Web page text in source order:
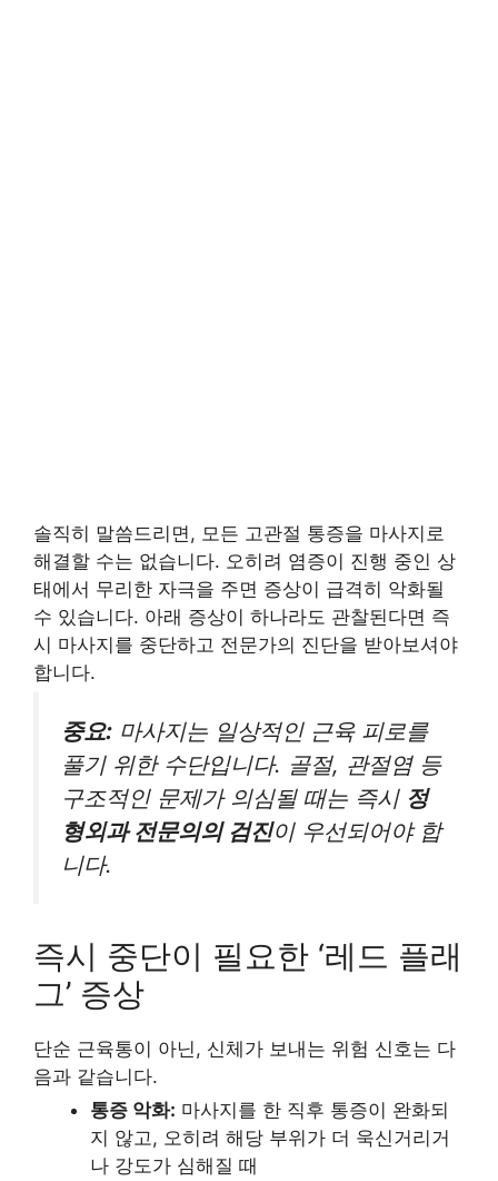
솔직히 말씀드리면, 모든 고관절 통증을 마사지로
해결할 수는 없습니다. 오히려 염증이 진행 중인 상
태에서 무리한 자극을 주면 증상이 급격히 악화될
수 있습니다. 아래 증상이 하나라도 관찰된다면 즉
시 마사지를 중단하고 전문가의 진단을 받아보셔야
합니다.
중요: 마사지는 일상적인 근육 피로를
풀기 위한 수단입니다. 골절, 관절염 등
구조적인 문제가 의심될 때는 즉시 정
형외과 전문의의 검진이 우선되어야 합
니다.
즉시 중단이 필요한 ‘레드 플래
그’ 증상
단순 근육통이 아닌, 신체가 보내는 위험 신호는 다
음과 같습니다.
통증 악화: 마사지를 한 직후 통증이 완화되
지 않고, 오히려 해당 부위가 더 욱신거리거
나 강도가 심해질 때